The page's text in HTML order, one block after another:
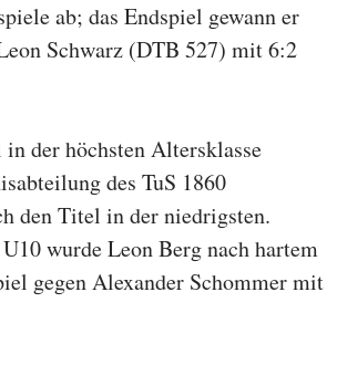
ab; das Endspiel gewann er
Schwarz (DTB 527) mit 6:2
der höchsten Altersklasse
des TuS 1860
den Titel in der niedrigsten.
wurde Leon Berg nach hartem
gegen Alexander Schommer mit